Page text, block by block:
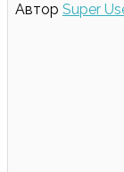
Автор Super